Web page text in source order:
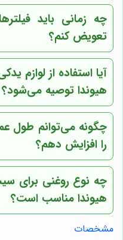
چه زمانی باید
تعویض کنم؟
آیا استفاده از لوازم
هیوندا توصیه می‌شود؟
چگونه می‌توانم طول
را افزایش دهم؟
چه نوع روغنی برای
هیوندا مناسب است؟
مشخصات